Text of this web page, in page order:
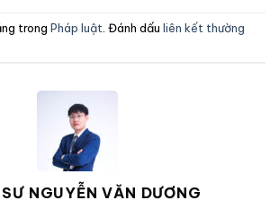
trong Pháp luật . Đánh dấu liên kết thường
NGUYỄN VĂN DƯƠNG